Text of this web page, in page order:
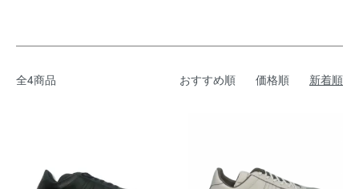
全4商品 おすすめ順 価格順 新着順